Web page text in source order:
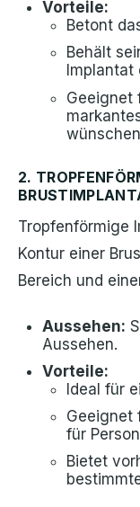
Vorteile:
Betont
Behält
Implantat
Geeignet
2.
Tropfenförmige
Kontur einer
Bereich und
Aussehen:
Aussehen.
Vorteile:
Ideal für
Geeignet
für
Bietet